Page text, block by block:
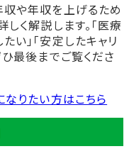
や年収を上げるため
く解説します。「医療
い」「安定したキャリ
最後までご覧くださ
りたい方はこちら